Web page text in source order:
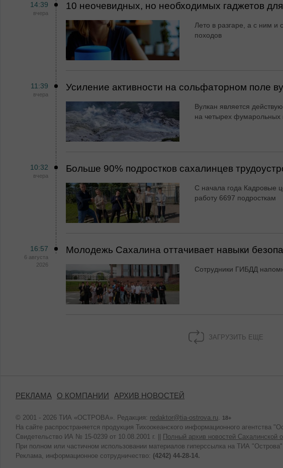
14:39
вчера
10 неочевидных, но необходимых гаджетов
Лето в разгаре, а с ним и
походов
11:39
вчера
Усиление активности на сольфаторном поле
Вулкан является
на четырех фумарольных
10:32
вчера
Больше 90% подростков сахалинцев
С начала года Кадровые
работу 6697 подросткам
16:57
6 августа
2026
Молодежь Сахалина оттачивает навыки
Сотрудники ГИБДД
ЗАГРУЗИТЬ ЕЩЕ
РЕКЛАМА О КОМПАНИИ АРХИВ НОВОСТЕЙ
© 2001 - 2026 ТИА «ОСТРОВА». Редакция: redaktor@tia-ostrova.ru. 18+
На сайте распространяется продукция Тихоокеанского информационного агентства
Свидетельство ИА № 15-0239 от 10.08.2001 г. ||
Полный архив новостей Сахалинской
При полном или частичном использовании материалов гиперссылка на ТИА "Острова"
Реклама, информационное сотрудничество: (4242) 44-28-14.